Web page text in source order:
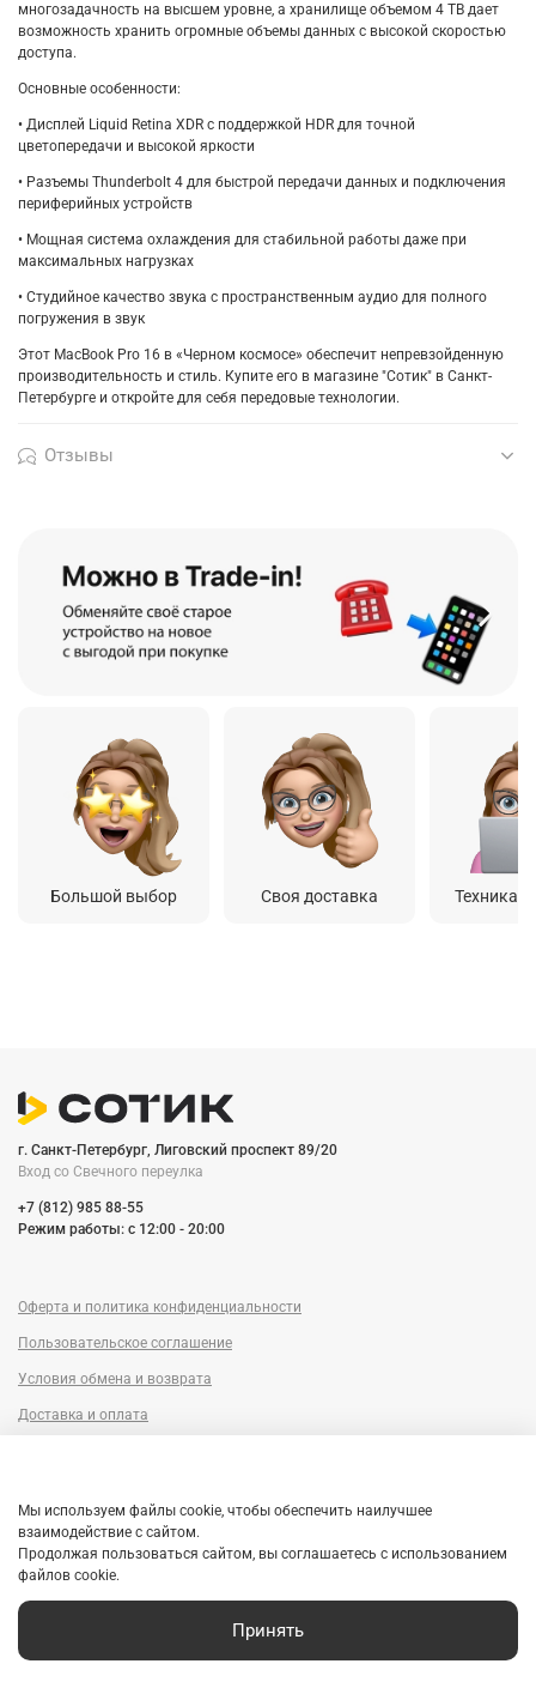
многозадачность на высшем уровне, а хранилище объемом 4 TB дает
возможность хранить огромные объемы данных с высокой скоростью
доступа.
Основные особенности:
• Дисплей Liquid Retina XDR с поддержкой HDR для точной
цветопередачи и высокой яркости
• Разъемы Thunderbolt 4 для быстрой передачи данных и подключения
периферийных устройств
• Мощная система охлаждения для стабильной работы даже при
максимальных нагрузках
• Студийное качество звука с пространственным аудио для полного
погружения в звук
Этот MacBook Pro 16 в «Черном космосе» обеспечит непревзойденную
производительность и стиль. Купите его в магазине "Сотик" в Санкт-
Петербурге и откройте для себя передовые технологии.
Отзывы
Большой выбор Своя доставка Техника
г. Санкт-Петербург, Лиговский проспект 89/20
Вход со Cвечного переулка
+7 (812) 985 88-55
Режим работы: c 12:00 - 20:00
Оферта и политика конфиденциальности
Пользовательское соглашение
Условия обмена и возврата
Доставка и оплата
Рассрочка
Мы используем файлы cookie, чтобы обеспечить наилучшее
взаимодействие с сайтом.
Продолжая пользоваться сайтом, вы соглашаетесь с использованием
файлов cookie.
Принять